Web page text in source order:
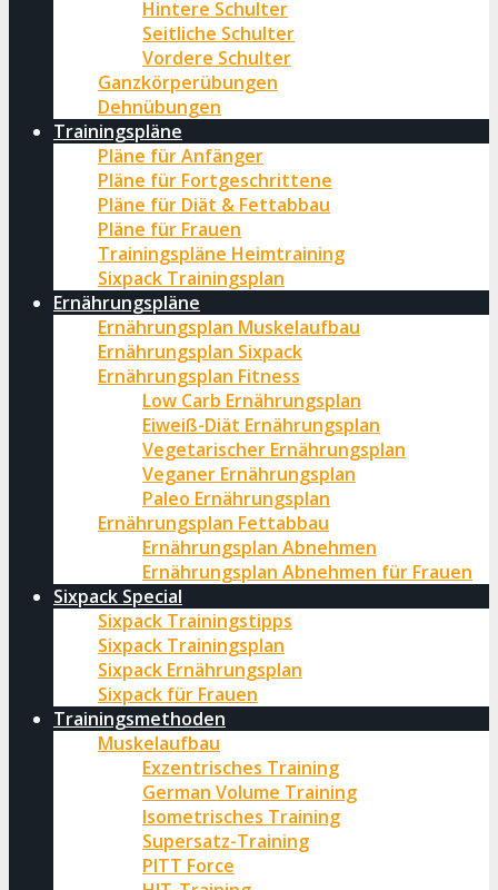
Hintere Schulter
Seitliche Schulter
Vordere Schulter
Ganzkörperübungen
Dehnübungen
Trainingspläne
Pläne für Anfänger
Pläne für Fortgeschrittene
Pläne für Diät & Fettabbau
Pläne für Frauen
Trainingspläne Heimtraining
Sixpack Trainingsplan
Ernährungspläne
Ernährungsplan Muskelaufbau
Ernährungsplan Sixpack
Ernährungsplan Fitness
Low Carb Ernährungsplan
Eiweiß-Diät Ernährungsplan
Vegetarischer Ernährungsplan
Veganer Ernährungsplan
Paleo Ernährungsplan
Ernährungsplan Fettabbau
Ernährungsplan Abnehmen
Ernährungsplan Abnehmen für Frauen
Sixpack Special
Sixpack Trainingstipps
Sixpack Trainingsplan
Sixpack Ernährungsplan
Sixpack für Frauen
Trainingsmethoden
Muskelaufbau
Exzentrisches Training
German Volume Training
Isometrisches Training
Supersatz-Training
PITT Force